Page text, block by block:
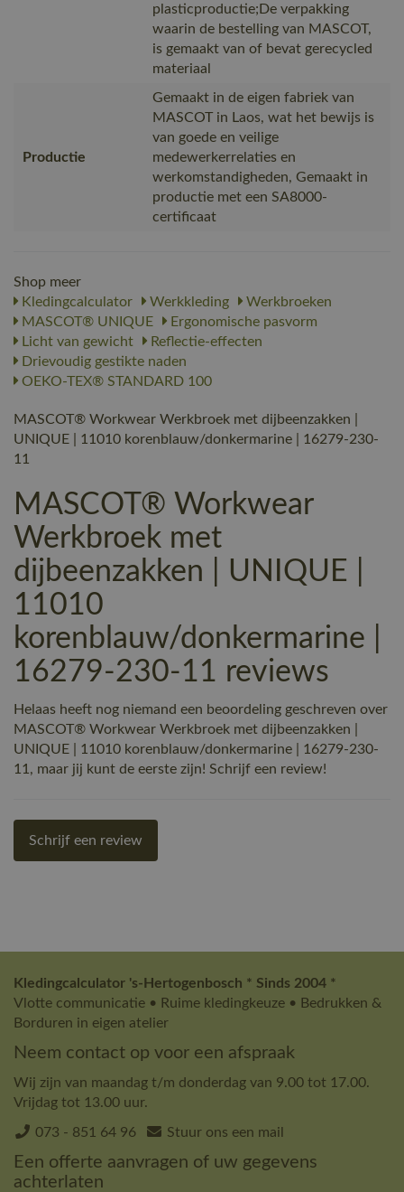
plasticproductie;De verpakking
waarin de bestelling van MASCOT,
is gemaakt van of bevat gerecycled
materiaal
Productie
Gemaakt in de eigen fabriek van
MASCOT in Laos, wat het bewijs is
van goede en veilige
medewerkerrelaties en
werkomstandigheden, Gemaakt in
productie met een SA8000-
certificaat
Shop meer
Kledingcalculator
Werkkleding
Werkbroeken
MASCOT® UNIQUE
Ergonomische pasvorm
Licht van gewicht
Reflectie-effecten
Drievoudig gestikte naden
OEKO-TEX® STANDARD 100
MASCOT® Workwear Werkbroek met dijbeenzakken |
UNIQUE | 11010 korenblauw/donkermarine | 16279-230-
11
MASCOT® Workwear
Werkbroek met
dijbeenzakken | UNIQUE |
11010
korenblauw/donkermarine |
16279-230-11 reviews
Helaas heeft nog niemand een beoordeling geschreven over
MASCOT® Workwear Werkbroek met dijbeenzakken |
UNIQUE | 11010 korenblauw/donkermarine | 16279-230-
11, maar jij kunt de eerste zijn! Schrijf een review!
Schrijf een review
Kledingcalculator 's-Hertogenbosch * Sinds 2004 *
Vlotte communicatie • Ruime kledingkeuze • Bedrukken &
Borduren in eigen atelier
Neem contact op voor een afspraak
Wij zijn van maandag t/m donderdag van 9.00 tot 17.00.
Vrijdag tot 13.00 uur.
073 - 851 64 96 Stuur ons een mail
Een offerte aanvragen of uw gegevens
achterlaten